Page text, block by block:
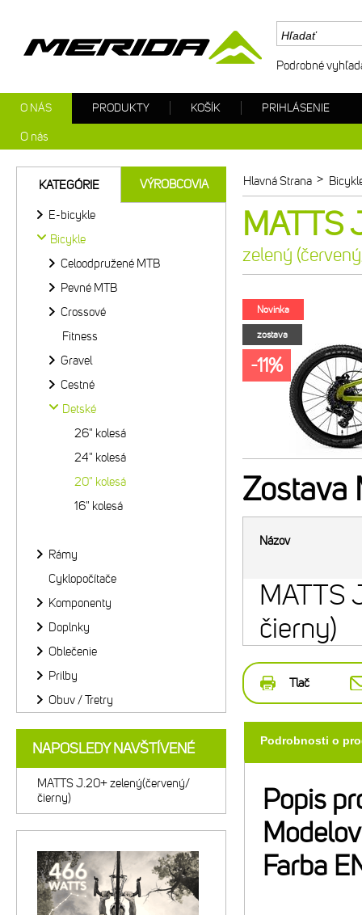
Hlavná Strana >
MATTS
zelený
Novinka
zostava
-11%
Zostava
Názov
MATTS
čierny)
Tlač
Podrobnosti o
Popis
Farba
KATEGÓRIE VÝROBCOVIA
E-bicykle
Bicykle
Celoodpružené MTB
Pevné MTB
Crossové
Fitness
Gravel
Cestné
Detské
26" kolesá
24" kolesá
20" kolesá
16" kolesá
Rámy
Cyklopočítače
Komponenty
Doplnky
Oblečenie
Prilby
Obuv / Tretry
NAPOSLEDY NAVŠTÍVENÉ
MATTS J.20+ zelený(červený/
čierny)
Podrobné
O NÁS
O nás
PRODUKTY KOŠÍK PRIHLÁSENIE